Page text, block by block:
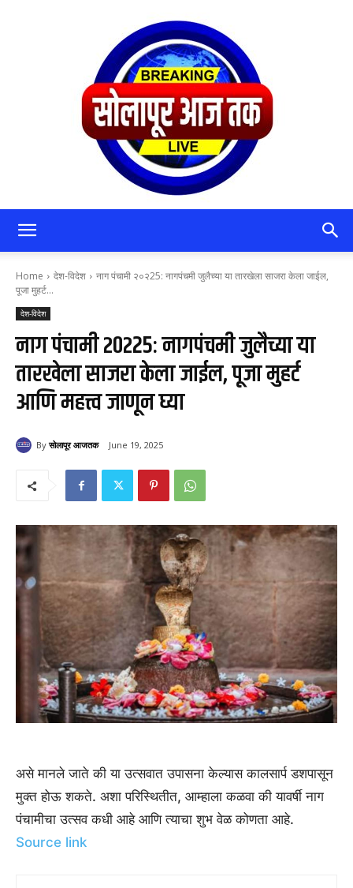
Home देश-विदेश
नाग पंचामी २०२25: नागपंचमी जुलैच्या या तारखेला साजरा केला जाईल,
पूजा मुहर्ट...
देश-विदेश
नाग पंचामी २०२25: नागपंचमी जुलैच्या या
तारखेला साजरा केला जाईल, पूजा मुहर्ट
आणि महत्त्व जाणून घ्या
By सोलापूर आजतक June 19, 2025
असे मानले जाते की या उत्सवात उपासना केल्यास कालसार्प डशपासून
मुक्त होऊ शकते. अशा परिस्थितीत, आम्हाला कळवा की यावर्षी नाग
पंचामीचा उत्सव कधी आहे आणि त्याचा शुभ वेळ कोणता आहे.
Source link